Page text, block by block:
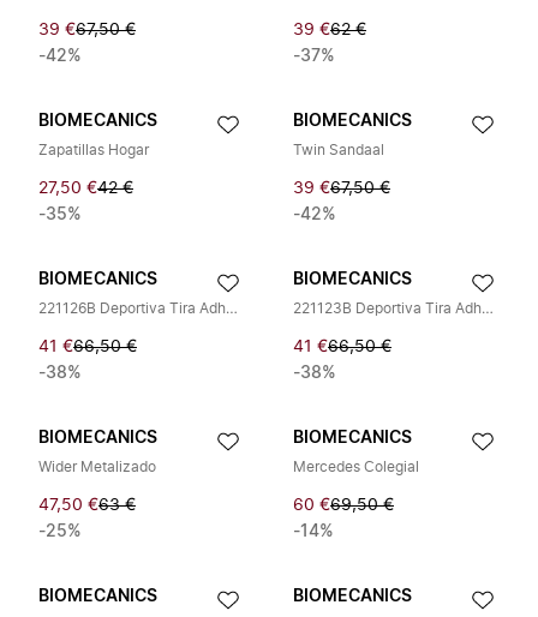
39 €67,50 €
-42%
39 €62 €
-37%
BIOMECANICS
Zapatillas Hogar
27,50 €42 €
-35%
BIOMECANICS
Twin Sandaal
39 €67,50 €
-42%
BIOMECANICS
221126B Deportiva Tira Adhesiva
41 €66,50 €
-38%
BIOMECANICS
221123B Deportiva Tira Adhesiva
41 €66,50 €
-38%
BIOMECANICS
Wider Metalizado
47,50 €63 €
-25%
BIOMECANICS
Mercedes Colegial
60 €69,50 €
-14%
BIOMECANICS BIOMECANICS